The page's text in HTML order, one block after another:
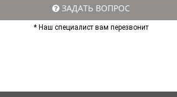
ЗАДАТЬ ВОПРОС
* Наш специалист вам перезвонит